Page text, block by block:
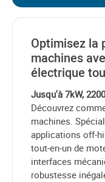
Optimisez la
machines
électrique
Jusqu'à 7kW,
Découvrez
machines.
applications off-
tout-en-un de
interfaces
robustesse